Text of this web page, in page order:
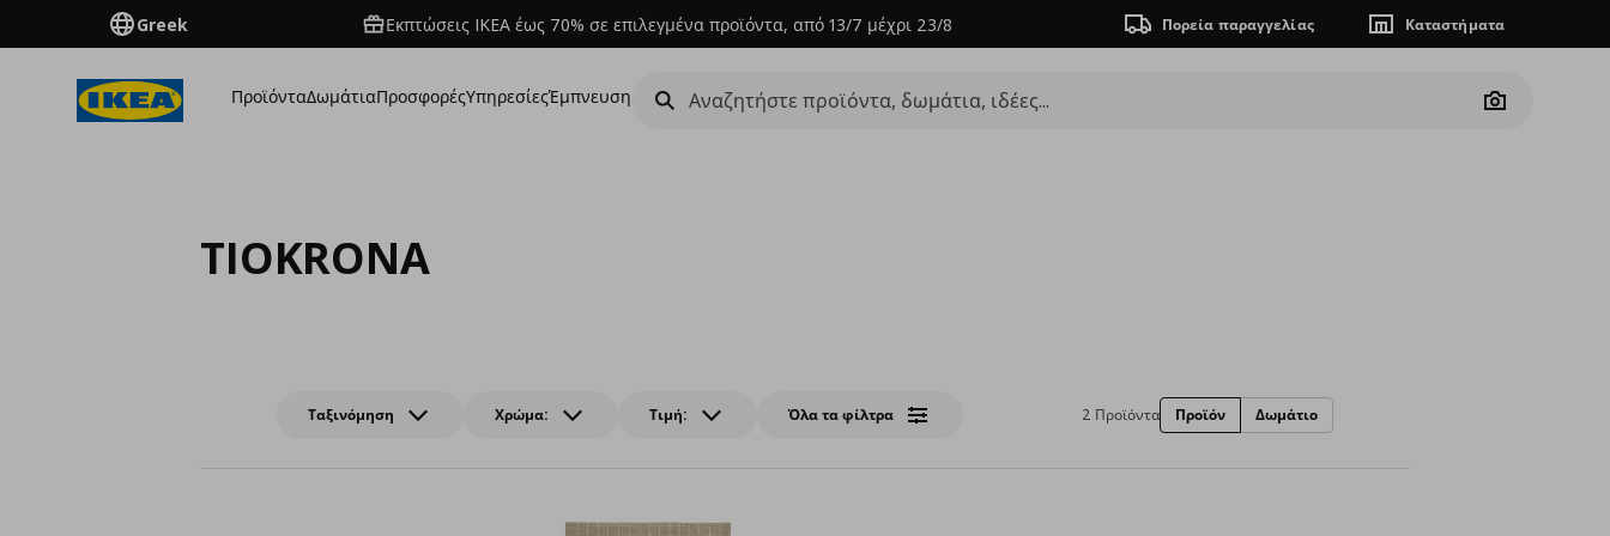
Greek Εκπτώσεις IKEA έως 70% σε επιλεγμένα προϊόντα, από 13/7 μέχρι 23/8 Πορεία παραγγελίας Καταστήματα
ΠροϊόνταΔωμάτιαΠροσφορέςΥπηρεσίεςΈμπνευση
Camera
TIOKRONA
Ταξινόμηση Χρώμα: Τιμή: Όλα τα φίλτρα 2 Προϊόντα Προϊόν Δωμάτιο